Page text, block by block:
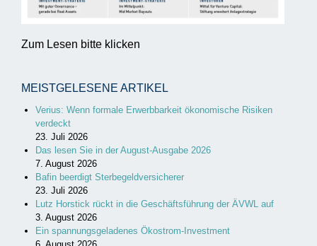
Zum Lesen bitte klicken
MEISTGELESENE ARTIKEL
Verius: Wenn formale Erwerbbarkeit ökonomische Risiken
verdeckt
23. Juli 2026
Das lesen Sie in der August-Ausgabe 2026
7. August 2026
Bafin beerdigt Sterbegeldversicherer
23. Juli 2026
Lutz Horstick rückt in die Geschäftsführung der ÄVWL auf
3. August 2026
Ein spannungsgeladenes Ökostrom-Investment